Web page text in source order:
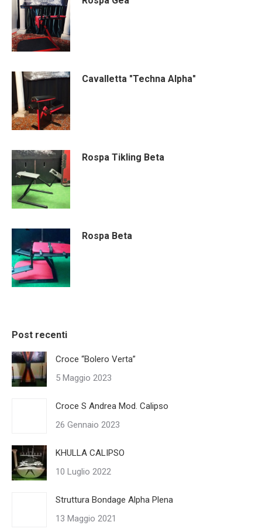
Cavalletta "Techna Alpha"
Rospa Tikling Beta
Rospa Beta
Post recenti
Croce “Bolero Verta”
5 Maggio 2023
Croce S Andrea Mod. Calipso
26 Gennaio 2023
KHULLA CALIPSO
10 Luglio 2022
Struttura Bondage Alpha Plena
13 Maggio 2021